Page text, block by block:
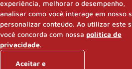
experiência, melhorar o desempenho,
analisar como você interage em nosso
personalizar conteúdo. Ao utilizar este
você concorda com nossa política de
privacidade.
Aceitar e
ES TECH